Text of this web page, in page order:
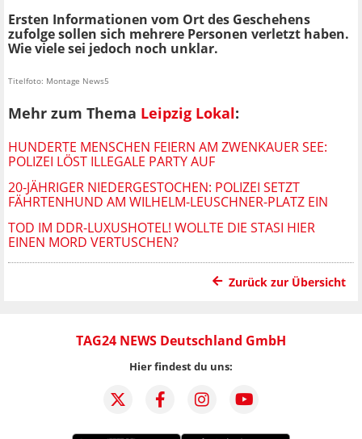
Ersten Informationen vom Ort des Geschehens
zufolge sollen sich mehrere Personen verletzt haben.
Wie viele sei jedoch noch unklar.
Titelfoto: Montage News5
Mehr zum Thema Leipzig Lokal:
HUNDERTE MENSCHEN FEIERN AM ZWENKAUER SEE:
POLIZEI LÖST ILLEGALE PARTY AUF
20-JÄHRIGER NIEDERGESTOCHEN: POLIZEI SETZT
FÄHRTENHUND AM WILHELM-LEUSCHNER-PLATZ EIN
TOD IM DDR-LUXUSHOTEL! WOLLTE DIE STASI HIER
EINEN MORD VERTUSCHEN?
Zurück zur Übersicht
TAG24 NEWS Deutschland GmbH
Hier findest du uns: